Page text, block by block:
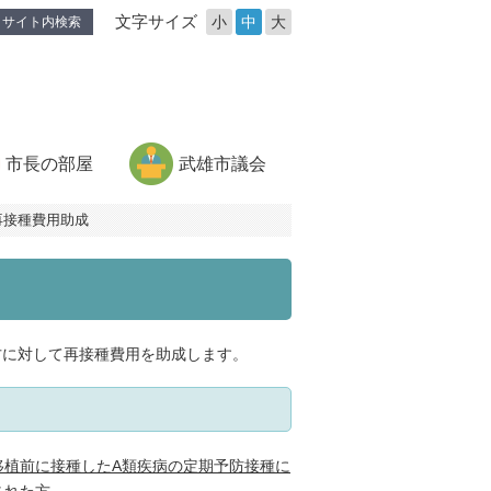
サイト内検索 文字サイズ 小 中 大
市長の部屋 武雄市議会
種費用助成
対して再接種費用を助成します。
植前に接種したA類疾病の定期予防接種に